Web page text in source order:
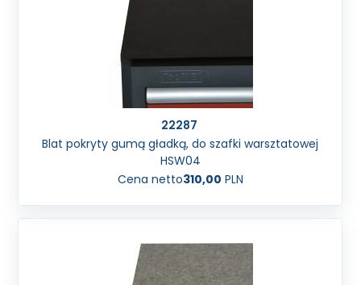
22287
Blat pokryty gumą gładką, do szafki warsztatowej
HSW04
Cena netto310,00 PLN